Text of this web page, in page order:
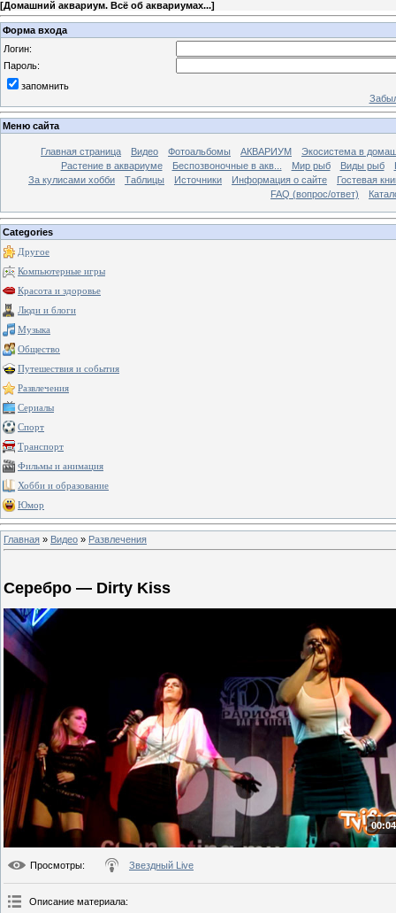
[Домашний аквариум. Всё об аквариумах...]
Форма входа
Логин:
Пароль:
запомнить
Меню сайта
Главная страница Видео Фотоальбомы АКВАРИУМ
Экосистема в
Растение в аквариуме
Беспозвоночные в акв... Мир рыб Виды рыб
За кулисами хобби
Таблицы Источники Информация о сайте
Гостевая
FAQ (вопрос/ответ)
Categories
Другое
Компьютерные игры
Красота и здоровье
Люди и блоги
Музыка
Общество
Путешествия и события
Развлечения
Сериалы
Спорт
Транспорт
Фильмы и анимация
Хобби и образование
Юмор
Главная » Видео » Развлечения
Серебро — Dirty Kiss
Просмотры: Звездный Live
Описание материала: